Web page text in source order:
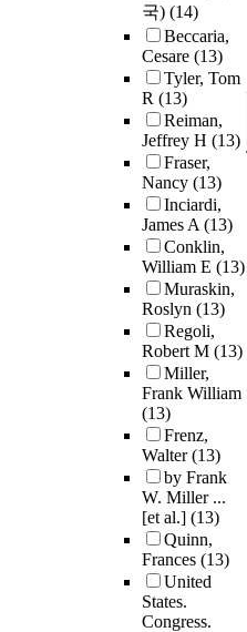
국) (14)
Beccaria,
Cesare (13)
Tyler, Tom
R (13)
Reiman,
Jeffrey H (13)
Fraser,
Nancy (13)
Inciardi,
James A(13)
Conklin,
William E (13)
Muraskin,
Roslyn (13)
Regoli,
Robert M (13)
Miller,
Frank William
(13)
Frenz,
Walter(13)
by Frank
W. Miller ...
[et al.] (13)
Quinn,
Frances (13)
United
States.
Congress.